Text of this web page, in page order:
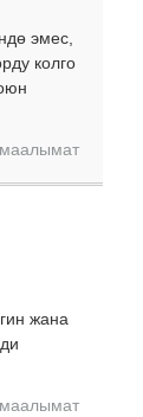
эмес,
колго
жана